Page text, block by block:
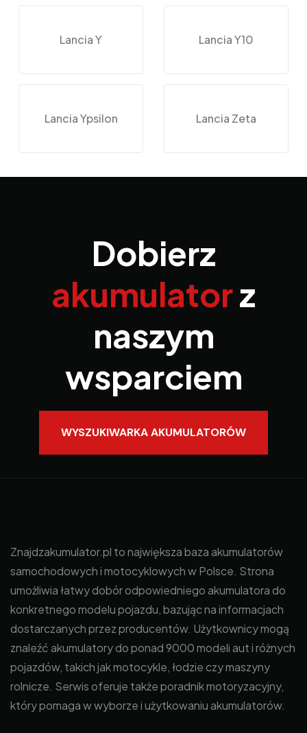
Lancia Y Lancia Y10
Lancia Ypsilon Lancia Zeta
Dobierz
akumulatorz
naszym
wsparciem
WYSZUKIWARKA AKUMULATORÓW
Znajdzakumulator.pl to największa baza akumulatorów
samochodowych i motocyklowych w Polsce. Strona
umożliwia łatwy dobór odpowiedniego akumulatora do
konkretnego modelu pojazdu, bazując na informacjach
dostarczanych przez producentów. Użytkownicy mogą
znaleźć akumulatory do ponad 9000 modeli aut i różnych
pojazdów, takich jak motocykle, łodzie czy maszyny
rolnicze. Serwis oferuje także poradnik motoryzacyjny,
który pomaga w wyborze i użytkowaniu akumulatorów.